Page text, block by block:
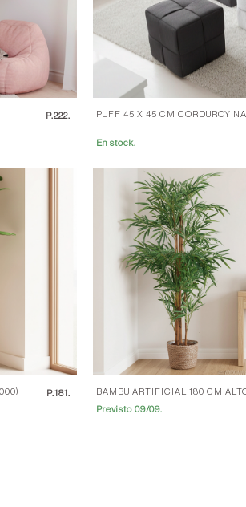
P.222. PUFF 45 X 45 CM CORDUROY
En stock.
P.181. BAMBU ARTIFICIAL 180 CM
Previsto 09/09.